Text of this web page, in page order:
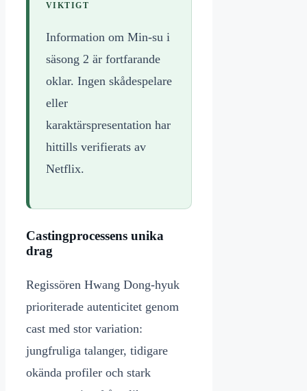
VIKTIGT
Information om Min-su i
säsong 2 är fortfarande
oklar. Ingen skådespelare
eller
karaktärspresentation har
hittills verifierats av
Netflix.
Castingprocessens unika
drag
Regissören Hwang Dong-hyuk
prioriterade autenticitet genom
cast med stor variation:
jungfruliga talanger, tidigare
okända profiler och stark